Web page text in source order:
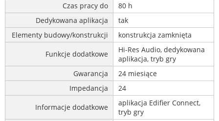
Czas pracy do
80 h
Dedykowana aplikacja
tak
Elementy budowy/konstrukcji
konstrukcja zamknięta
Funkcje dodatkowe
Hi-Res Audio, dedykowana
aplikacja, tryb gry
Gwarancja
24 miesiące
Impedancja
24
Informacje dodatkowe
aplikacja Edifier Connect,
tryb gry